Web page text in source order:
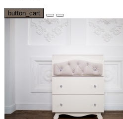
button_cart